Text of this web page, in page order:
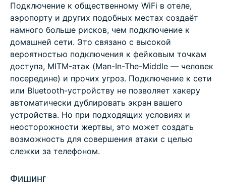
Подключение к общественному WiFi в отеле,
аэропорту и других подобных местах создаёт
намного больше рисков, чем подключение к
домашней сети. Это связано с высокой
вероятностью подключения к фейковым точкам
доступа, MITM-атак (Man-In-The-Middle — человек
посередине) и прочих угроз. Подключение к сети
или Bluetooth-устройству не позволяет хакеру
автоматически дублировать экран вашего
устройства. Но при подходящих условиях и
неосторожности жертвы, это может создать
возможность для совершения атаки с целью
слежки за телефоном.
Фишинг